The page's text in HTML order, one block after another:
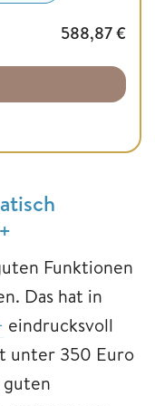
588,87€
Funktionen
Das hat in
eindrucksvoll
unter 350 Euro